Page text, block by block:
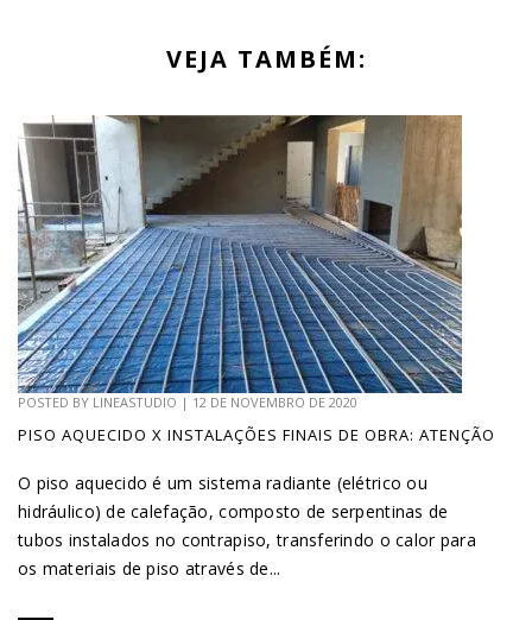
VEJA TAMBÉM:
POSTED BY LINEASTUDIO | 12 DE NOVEMBRO DE 2020
PISO AQUECIDO X INSTALAÇÕES FINAIS DE OBRA: ATENÇÃO
O piso aquecido é um sistema radiante (elétrico ou
hidráulico) de calefação, composto de serpentinas de
tubos instalados no contrapiso, transferindo o calor para
os materiais de piso através de...